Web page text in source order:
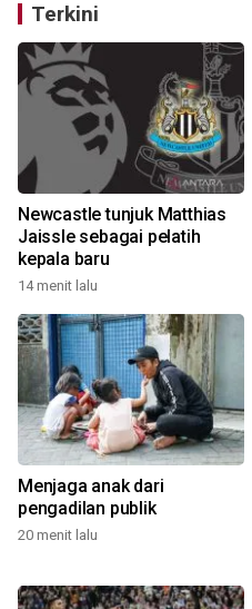
Terkini
Newcastle tunjuk Matthias
Jaissle sebagai pelatih
kepala baru
14 menit lalu
Menjaga anak dari
pengadilan publik
20 menit lalu